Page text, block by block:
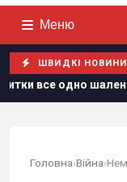
Меню
ШВИДКІ НОВИНИ
- Зеленський
Головна›Війна›